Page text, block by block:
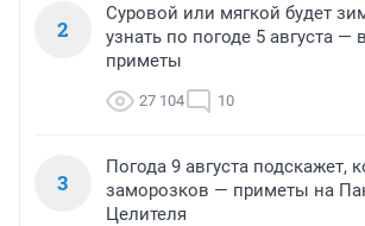
2
Суровой или мягкой будет
узнать по погоде 5 августа —
приметы
27 104 10
3
Погода 9 августа подскажет,
заморозков — приметы на
Целителя